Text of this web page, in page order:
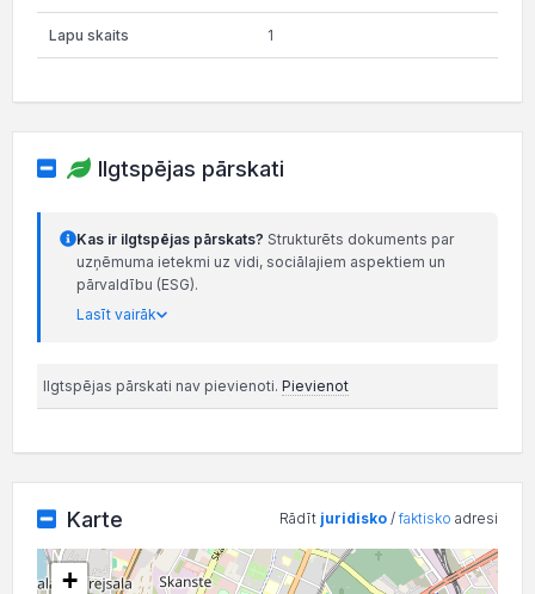
1
Ilgtspējas pārskati
Kas ir ilgtspējas pārskats? Strukturēts dokuments par
uzņēmuma ietekmi uz vidi, sociālajiem aspektiem un
pārvaldību (ESG).
Lasīt vairāk
Ilgtspējas pārskati nav pievienoti. Pievienot
Karte Rādīt juridisko /faktisko adresi
+